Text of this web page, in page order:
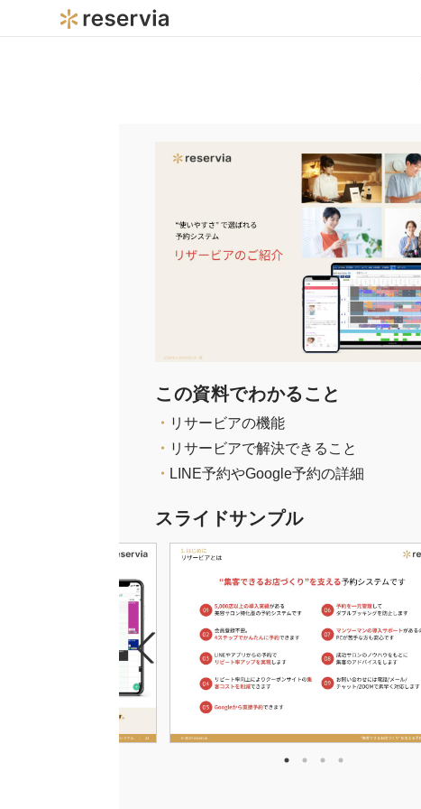
この資料でわかること
・ リサービアの機能
・ リサービアで解決できること
・ LINE予約やGoogle予約の詳細
スライドサンプル